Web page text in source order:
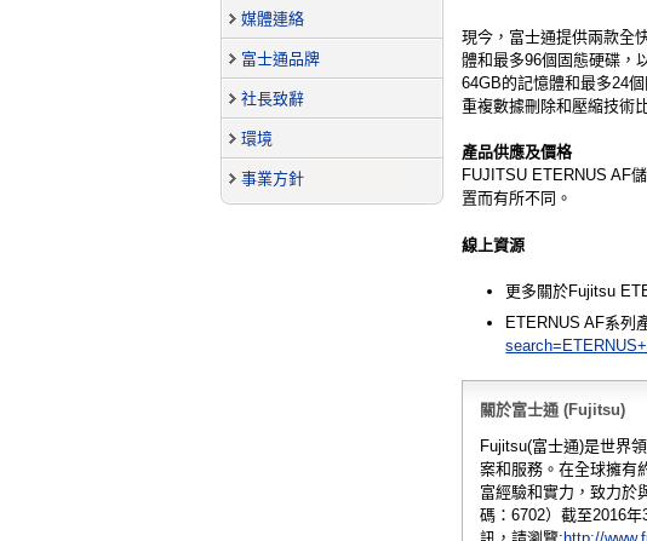
媒體連絡
富士通品牌
社長致辭
環境
事業方針
現今，富士通提供兩款全
體和最多96個固態硬碟，
64GB的記憶體和最多24
重複數據刪除和壓縮技術
產品供應及價格
FUJITSU ETERNUS AF
置而有所不同。
線上資源
更多關於Fujitsu
ETERNUS AF系列
關於富士通 (Fujitsu)
Fujitsu(富士通)是世界
案和服務。在全球擁有
富經驗和實力，致力於
碼：6702）截至2016